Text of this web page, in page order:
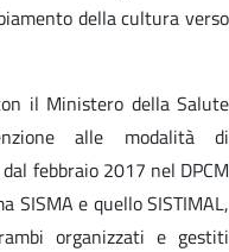
della cultura verso
il Ministero della Salute
alle modalità di
febbraio 2017 nel DPCM
SISMA e quello SISTIMAL,
organizzati e gestiti